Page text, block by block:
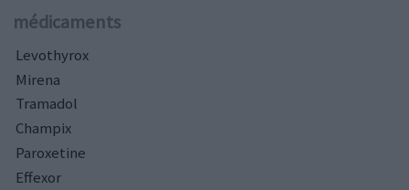
médicaments
Levothyrox
Mirena
Tramadol
Champix
Paroxetine
Effexor